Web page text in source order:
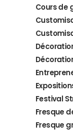
Cours de
Festival
Fresque
Fresque